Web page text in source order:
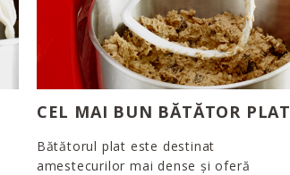
CEL MAI BUN BĂTĂTOR PLAT
Bătătorul plat este destinat
amestecurilor mai dense și oferă